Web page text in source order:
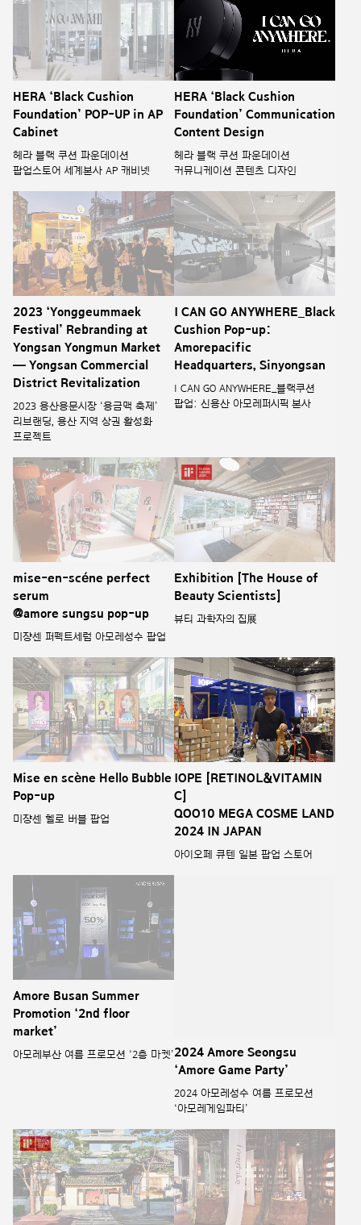
HERA ‘Black Cushion
Foundation’ POP-UP in AP
Cabinet
헤라 블랙 쿠션 파운데이션
팝업스토어 세계본사 AP 캐비넷
HERA ‘Black Cushion
Foundation’ Communication
Content Design
헤라 블랙 쿠션 파운데이션
커뮤니케이션 콘텐츠 디자인
2023 ‘Yonggeummaek
Festival’ Rebranding at
Yongsan Yongmun Market
— Yongsan Commercial
District Revitalization
2023 용산용문시장 ‘용금맥 축제’
리브랜딩, 용산 지역 상권 활성화
프로젝트
I CAN GO ANYWHERE_Black
Cushion Pop-up:
Amorepacific
Headquarters, Sinyongsan
I CAN GO ANYWHERE_블랙쿠션
팝업: 신용산 아모레퍼시픽 본사
mise-en-scéne perfect
serum
@amore sungsu pop-up
미쟝센 퍼펙트세럼 아모레성수 팝업
Exhibition [The House of
Beauty Scientists]
뷰티 과학자의 집展
Mise en scène Hello Bubble
Pop-up
미쟝센 헬로 버블 팝업
IOPE [RETINOL&VITAMIN
C]
QOO10 MEGA COSME LAND
2024 IN JAPAN
아이오페 큐텐 일본 팝업 스토어
Amore Busan Summer
Promotion ‘2nd floor
market’
아모레부산 여름 프로모션 ‘2층 마켓’‘아모레게임파티’
Sulwhasoo_The House of
Sulwhasoo Bukchon
Longtake POP-UP store,
"my little forest" @ANANTI